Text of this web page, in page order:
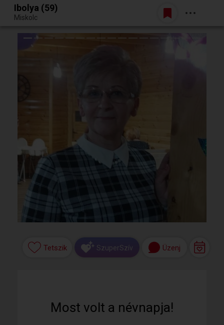
Egy jó randiból bármi lehet.
Belépés
Ibolya (59)
Miskolc
Tetszik SzuperSzív Üzenj
Most volt a névnapja!